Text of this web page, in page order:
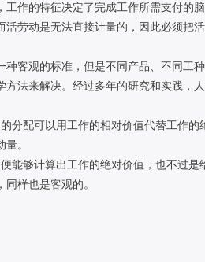
作的特征决定了完成工作所需支付的
劳动是无法直接计量的，因此必须把
客观的标准，但是不同产品、不同工
法来解决。经过多年的研究和实践，
分配可以用工作的相对价值代替工作的
。
能够计算出工作的绝对价值，也不过是
样也是客观的。